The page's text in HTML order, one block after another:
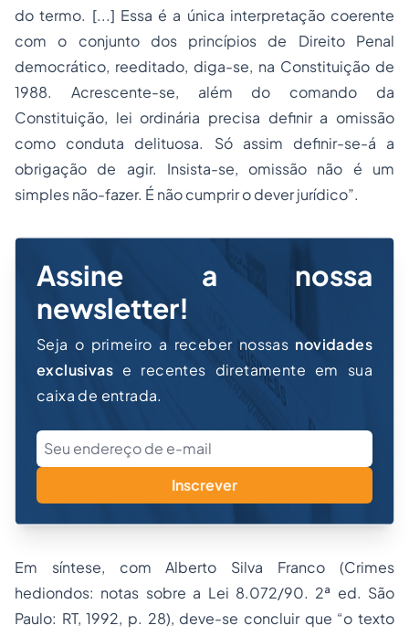
do termo. [...] Essa é a única interpretação coerente
com o conjunto dos princípios de Direito Penal
democrático, reeditado, diga-se, na Constituição de
1988. Acrescente-se, além do comando da
Constituição, lei ordinária precisa definir a omissão
como conduta delituosa. Só assim definir-se-á a
obrigação de agir. Insista-se, omissão não é um
simples não-fazer. É não cumprir o dever jurídico”.
Assine a nossa
newsletter!
Seja o primeiro a receber nossas novidades
exclusivas e recentes diretamente em sua
caixa de entrada.
Inscrever
Em síntese, com Alberto Silva Franco (Crimes
hediondos: notas sobre a Lei 8.072/90. 2ª ed. São
Paulo: RT, 1992, p. 28), deve-se concluir que “o texto